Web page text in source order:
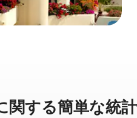
す⁠る簡⁠単⁠な統⁠